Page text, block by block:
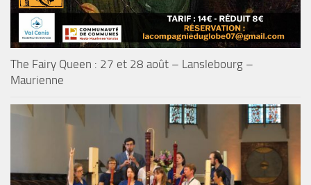
The Fairy Queen : 27 et 28 août – Lanslebourg –
Maurienne